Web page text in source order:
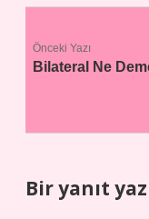
Önceki Yazı
Bilateral Ne
Bir yanıt